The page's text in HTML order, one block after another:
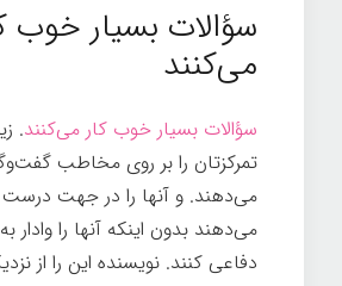
سؤالات بسیار خوب
می‌کنند
سؤالات بسیار خوب کار می‌کنند.
تمرکزتان را بر روی مخاطب
می‌دهند. و آنها را در جهت
می‌دهند بدون اینکه آنها را وادار
دفاعی کنند. نویسنده این را از